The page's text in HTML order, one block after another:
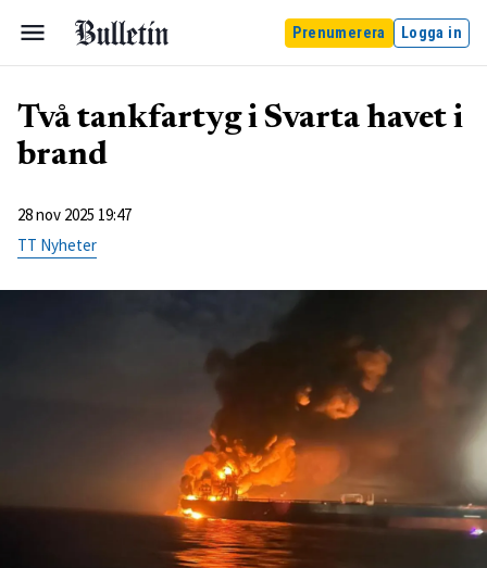
Prenumerera Logga in
Två tankfartyg i Svarta havet i
brand
28 nov 2025 19:47
TT Nyheter